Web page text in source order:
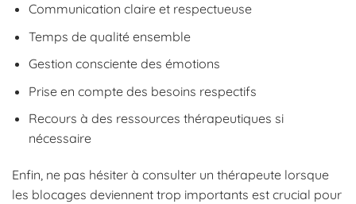
Communication claire et respectueuse
Temps de qualité ensemble
Gestion consciente des émotions
Prise en compte des besoins respectifs
Recours à des ressources thérapeutiques si
nécessaire
Enfin, ne pas hésiter à consulter un thérapeute lorsque
les blocages deviennent trop importants est crucial pour